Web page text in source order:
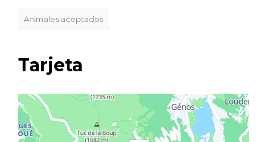
Animales aceptados
Tarjeta